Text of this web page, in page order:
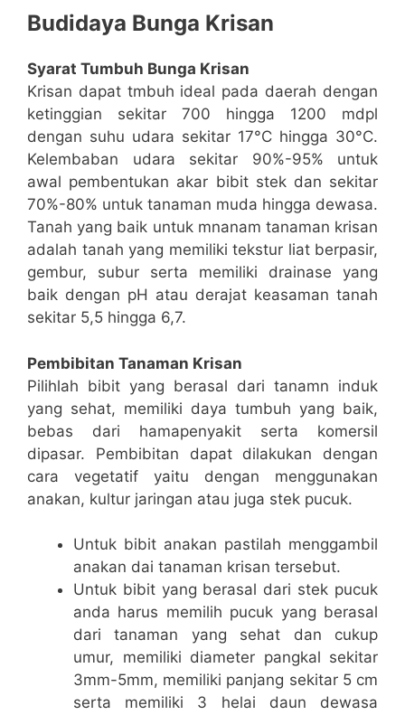
Budidaya Bunga Krisan
Syarat Tumbuh Bunga Krisan
Krisan dapat tmbuh ideal pada daerah dengan
ketinggian sekitar 700 hingga 1200 mdpl
dengan suhu udara sekitar 17°C hingga 30°C.
Kelembaban udara sekitar 90%-95% untuk
awal pembentukan akar bibit stek dan sekitar
70%-80% untuk tanaman muda hingga dewasa.
Tanah yang baik untuk mnanam tanaman krisan
adalah tanah yang memiliki tekstur liat berpasir,
gembur, subur serta memiliki drainase yang
baik dengan pH atau derajat keasaman tanah
sekitar 5,5 hingga 6,7.
Pembibitan Tanaman Krisan
Pilihlah bibit yang berasal dari tanamn induk
yang sehat, memiliki daya tumbuh yang baik,
bebas dari hamapenyakit serta komersil
dipasar. Pembibitan dapat dilakukan dengan
cara vegetatif yaitu dengan menggunakan
anakan, kultur jaringan atau juga stek pucuk.
Untuk bibit anakan pastilah menggambil
anakan dai tanaman krisan tersebut.
Untuk bibit yang berasal dari stek pucuk
anda harus memilih pucuk yang berasal
dari tanaman yang sehat dan cukup
umur, memiliki diameter pangkal sekitar
3mm-5mm, memiliki panjang sekitar 5 cm
serta memiliki 3 helai daun dewasa